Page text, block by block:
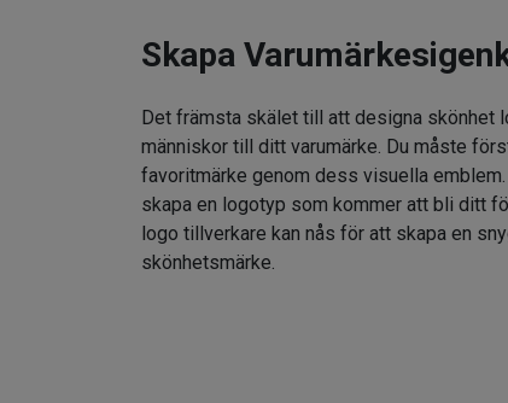
Skapa
Det främsta skälet till att designa skönhet
människor till ditt varumärke. Du måste
favoritmärke genom dess visuella
skapa en logotyp som kommer att bli ditt
logo tillverkare kan nås för att skapa en
skönhetsmärke.